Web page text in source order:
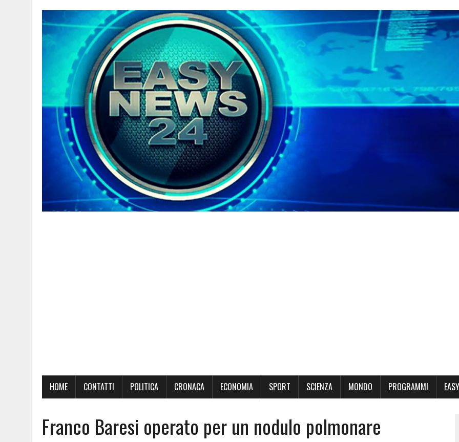
HOME CONTATTI POLITICA CRONACA ECONOMIA SPORT SCIENZA MONDO PROGRAMMI
Franco Baresi operato per un nodulo polmonare